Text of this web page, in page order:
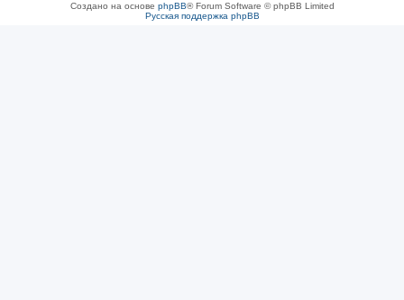
Создано на основе phpBB® Forum Software © phpBB Limited
Русская поддержка phpBB